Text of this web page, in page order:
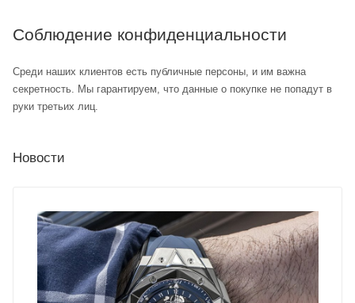
Соблюдение конфиденциальности
Среди наших клиентов есть публичные персоны, и им важна
секретность. Мы гарантируем, что данные о покупке не попадут в
руки третьих лиц.
Новости